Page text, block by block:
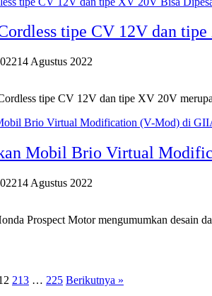
tipe CV 12V dan
14 Agustus 2022
tipe CV 12V dan tipe XV 20V
Mobil Brio Virtual
14 Agustus 2022
Prospect Motor mengumumkan
213 … 225 Berikutnya »